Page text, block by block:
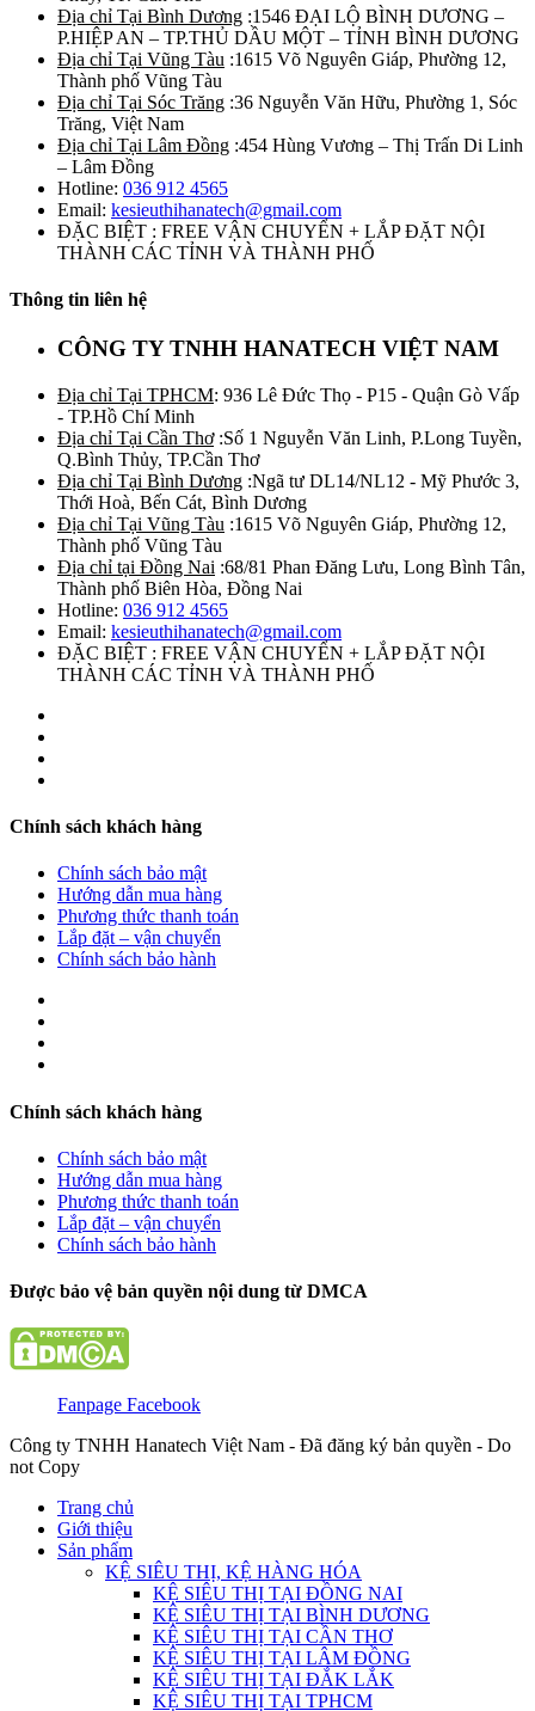
Địa chỉ Tại Bình Dương :1546 ĐẠI LỘ BÌNH DƯƠNG –
P.HIỆP AN – TP.THỦ DẦU MỘT – TỈNH BÌNH DƯƠNG
Địa chỉ Tại Vũng Tàu :1615 Võ Nguyên Giáp, Phường 12,
Thành phố Vũng Tàu
Địa chỉ Tại Sóc Trăng :36 Nguyễn Văn Hữu, Phường 1, Sóc
Trăng, Việt Nam
Địa chỉ Tại Lâm Đồng :454 Hùng Vương – Thị Trấn Di Linh
– Lâm Đồng
Hotline: 036 912 4565
Email: kesieuthihanatech@gmail.com
ĐẶC BIỆT : FREE VẬN CHUYỂN + LẮP ĐẶT NỘI
THÀNH CÁC TỈNH VÀ THÀNH PHỐ
Thông tin liên hệ
CÔNG TY TNHH HANATECH VIỆT NAM
Địa chỉ Tại TPHCM: 936 Lê Đức Thọ - P15 - Quận Gò Vấp
- TP.Hồ Chí Minh
Địa chỉ Tại Cần Thơ:Số 1 Nguyễn Văn Linh, P.Long Tuyền,
Q.Bình Thủy, TP.Cần Thơ
Địa chỉ Tại Bình Dương :Ngã tư DL14/NL12 - Mỹ Phước 3,
Thới Hoà, Bến Cát, Bình Dương
Địa chỉ Tại Vũng Tàu :1615 Võ Nguyên Giáp, Phường 12,
Thành phố Vũng Tàu
Địa chỉ tại Đồng Nai :68/81 Phan Đăng Lưu, Long Bình Tân,
Thành phố Biên Hòa, Đồng Nai
Hotline: 036 912 4565
Email: kesieuthihanatech@gmail.com
ĐẶC BIỆT : FREE VẬN CHUYỂN + LẮP ĐẶT NỘI
THÀNH CÁC TỈNH VÀ THÀNH PHỐ
Chính sách khách hàng
Chính sách bảo mật
Hướng dẫn mua hàng
Phương thức thanh toán
Lắp đặt – vận chuyển
Chính sách bảo hành
Chính sách khách hàng
Chính sách bảo mật
Hướng dẫn mua hàng
Phương thức thanh toán
Lắp đặt – vận chuyển
Chính sách bảo hành
Được bảo vệ bản quyền nội dung từ DMCA
Fanpage Facebook
Công ty TNHH Hanatech Việt Nam - Đã đăng ký bản quyền - Do
not Copy
Trang chủ
Giới thiệu
Sản phẩm
KỆ SIÊU THỊ, KỆ HÀNG HÓA
KỆ SIÊU THỊ TẠI ĐỒNG NAI
KỆ SIÊU THỊ TẠI BÌNH DƯƠNG
KỆ SIÊU THỊ TẠI CẦN THƠ
KỆ SIÊU THỊ TẠI LÂM ĐỒNG
KỆ SIÊU THỊ TẠI ĐẮK LẮK
KỆ SIÊU THỊ TẠI TPHCM